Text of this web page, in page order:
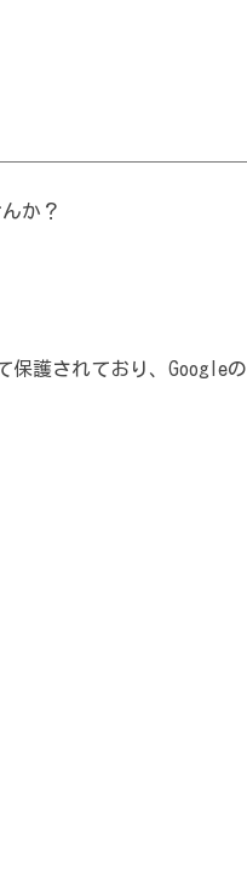
か？
保護されており、Googleの